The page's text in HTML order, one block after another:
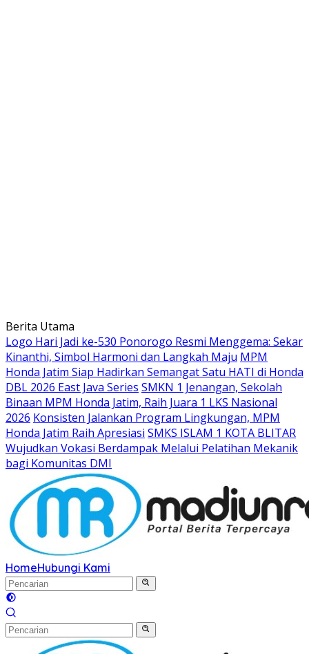
Langsung
ke
konten
Berita Utama
Logo Hari Jadi ke-530 Ponorogo Resmi Menggema: Sekar
Kinanthi, Simbol Harmoni dan Langkah Maju MPM
Honda Jatim Siap Hadirkan Semangat Satu HATI di Honda
DBL 2026 East Java Series SMKN 1 Jenangan, Sekolah
Binaan MPM Honda Jatim, Raih Juara 1 LKS Nasional
2026 Konsisten Jalankan Program Lingkungan, MPM
Honda Jatim Raih Apresiasi SMKS ISLAM 1 KOTA BLITAR
Wujudkan Vokasi Berdampak Melalui Pelatihan Mekanik
bagi Komunitas DMI
HomeHubungi Kami